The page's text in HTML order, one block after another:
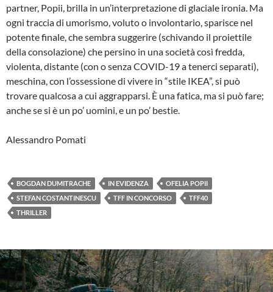
partner, Popii, brilla in un’interpretazione di glaciale ironia. Ma
ogni traccia di umorismo, voluto o involontario, sparisce nel
potente finale, che sembra suggerire (schivando il proiettile
della consolazione) che persino in una società così fredda,
violenta, distante (con o senza COVID-19 a tenerci separati),
meschina, con l’ossessione di vivere in “stile IKEA”, si può
trovare qualcosa a cui aggrapparsi. È una fatica, ma si può fare;
anche se si è un po’ uomini, e un po’ bestie.
Alessandro Pomati
BOGDAN DUMITRACHE IN EVIDENZA
OFELIA POPII
STEFAN COSTANTINESCU
TFF IN CONCORSO
TFF40
THRILLER